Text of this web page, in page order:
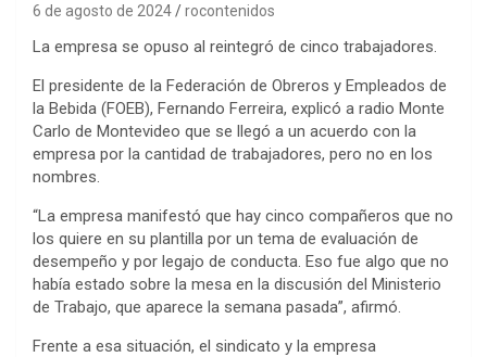
6 de agosto de 2024 rocontenidos
La empresa se opuso al reintegró de cinco trabajadores.
El presidente de la Federación de Obreros y Empleados de
la Bebida (FOEB), Fernando Ferreira, explicó a radio Monte
Carlo de Montevideo que se llegó a un acuerdo con la
empresa por la cantidad de trabajadores, pero no en los
nombres.
“La empresa manifestó que hay cinco compañeros que no
los quiere en su plantilla por un tema de evaluación de
desempeño y por legajo de conducta. Eso fue algo que no
había estado sobre la mesa en la discusión del Ministerio
de Trabajo, que aparece la semana pasada”, afirmó.
Frente a esa situación, el sindicato y la empresa